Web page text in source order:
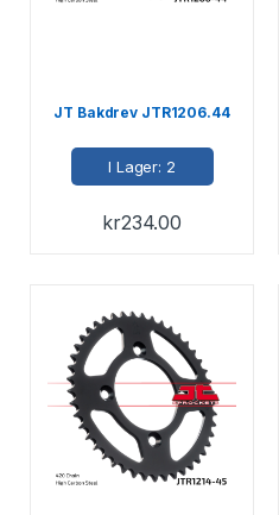
JT Bakdrev JTR1206.44
I Lager: 2
kr234.00